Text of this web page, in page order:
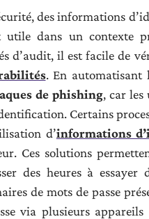
des informations
utile dans un contexte
d’audit, il est facile de
. En automatisant
de phishing, car les
Certains
d’informations
Ces solutions
des heures à essayer
de mots de passe
via plusieurs appareils